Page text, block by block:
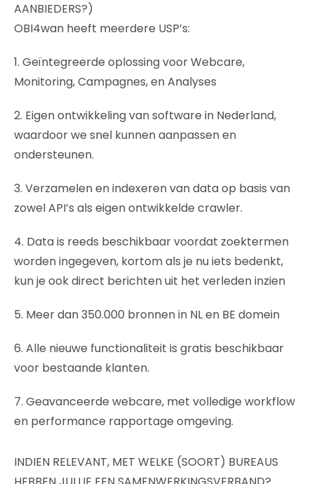
AANBIEDERS?)
OBI4wan heeft meerdere USP’s:
1. Geïntegreerde oplossing voor Webcare,
Monitoring, Campagnes, en Analyses
2. Eigen ontwikkeling van software in Nederland,
waardoor we snel kunnen aanpassen en
ondersteunen.
3. Verzamelen en indexeren van data op basis van
zowel API’s als eigen ontwikkelde crawler.
4. Data is reeds beschikbaar voordat zoektermen
worden ingegeven, kortom als je nu iets bedenkt,
kun je ook direct berichten uit het verleden inzien
5. Meer dan 350.000 bronnen in NL en BE domein
6. Alle nieuwe functionaliteit is gratis beschikbaar
voor bestaande klanten.
7. Geavanceerde webcare, met volledige workflow
en performance rapportage omgeving.
INDIEN RELEVANT, MET WELKE (SOORT) BUREAUS